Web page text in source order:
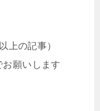
上の記事）
願いします